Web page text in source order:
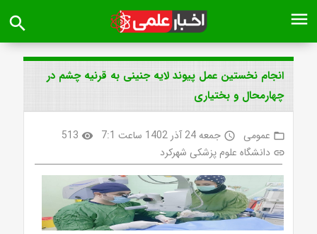
menu
search
انجام نخستین عمل پیوند لایه جنینی به قرنیه چشم در
چهارمحال و بختیاری
folder_open عمومی access_time جمعه 24 آذر 1402 ساعت 7:1 visibility
513
link دانشگاه علوم پزشکی شهرکرد